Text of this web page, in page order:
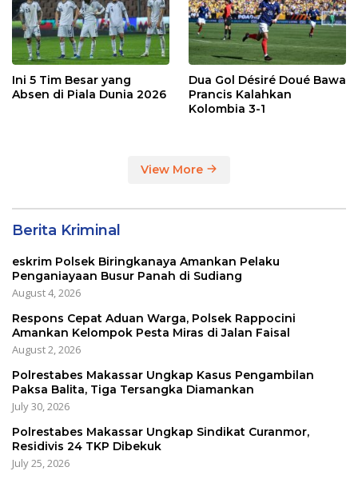
Ini 5 Tim Besar yang
Absen di Piala Dunia 2026
Dua Gol Désiré Doué Bawa
Prancis Kalahkan
Kolombia 3-1
View More
Berita Kriminal
eskrim Polsek Biringkanaya Amankan Pelaku
Penganiayaan Busur Panah di Sudiang
August 4, 2026
Respons Cepat Aduan Warga, Polsek Rappocini
Amankan Kelompok Pesta Miras di Jalan Faisal
August 2, 2026
Polrestabes Makassar Ungkap Kasus Pengambilan
Paksa Balita, Tiga Tersangka Diamankan
July 30, 2026
Polrestabes Makassar Ungkap Sindikat Curanmor,
Residivis 24 TKP Dibekuk
July 25, 2026